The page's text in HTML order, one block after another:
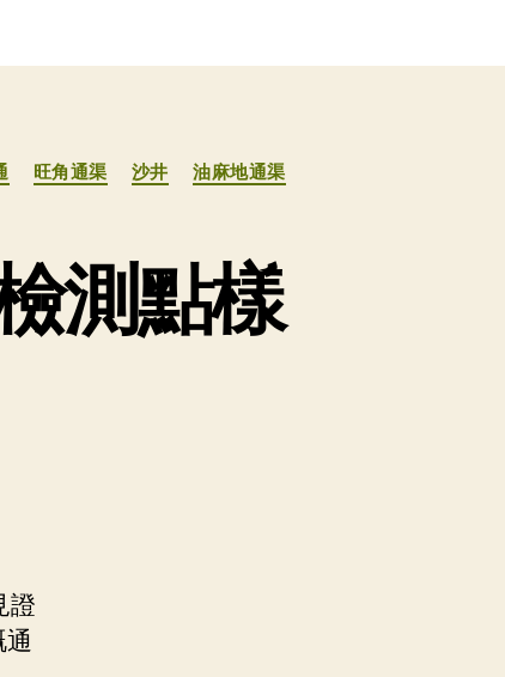
旺角通渠 沙井
油麻地通渠
測點樣
證
通